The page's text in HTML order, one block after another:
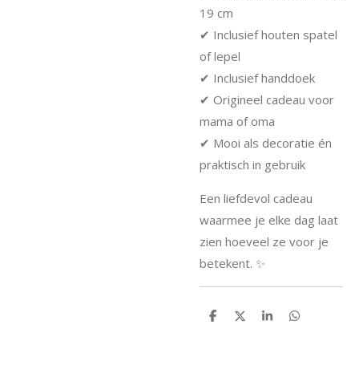
19 cm
✔ Inclusief houten spatel
of lepel
✔ Inclusief handdoek
✔ Origineel cadeau voor
mama of oma
✔ Mooi als decoratie én
praktisch in gebruik
Een liefdevol cadeau
waarmee je elke dag laat
zien hoeveel ze voor je
betekent. ✨
D
D
S
D